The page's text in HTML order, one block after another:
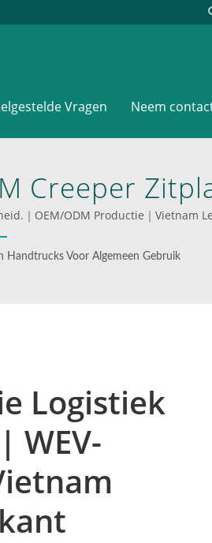
Vragen Neem
Creeper
|
｜OEM/ODM Productie｜Vietnam
Handtrucks Voor Algemeen Gebruik
Logistiek
WEV-